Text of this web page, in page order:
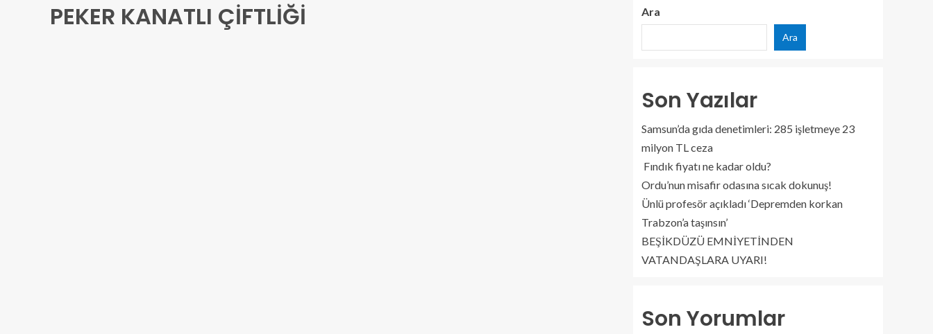
PEKER KANATLI ÇİFTLİĞİ Ara
Ara
Son Yazılar
Samsun’da gıda denetimleri: 285 işletmeye 23
milyon TL ceza
Fındık fiyatı ne kadar oldu?
Ordu’nun misafir odasına sıcak dokunuş!
Ünlü profesör açıkladı ‘Depremden korkan
Trabzon’a taşınsın’
BEŞİKDÜZÜ EMNİYETİNDEN
VATANDAŞLARA UYARI!
Son Yorumlar